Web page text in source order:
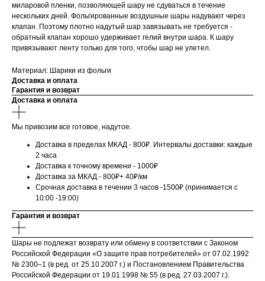
миларовой пленки, позволяющей шару не сдуваться в течение
нескольких дней. Фольгированные воздушные шары надувают через
клапан. Поэтому плотно надутый шар завязывать не требуется -
обратный клапан хорошо удерживает гелий внутри шара. К шару
привязывают ленту только для того, чтобы шар не улетел.
Материал: Шарики из фольги
Доставка и оплата
Гарантия и возврат
Доставка и оплата
Мы привозим все готовое, надутое.
Доставка в пределах МКАД - 800₽. Интервалы доставки: каждые
2 часа
Доставка к точному времени - 1000₽
Доставка за МКАД - 800₽+ 40₽/км
Срочная доставка в течении 3 часов -1500₽ (принимается с
10:00 -19:00)
Гарантия и возврат
Шары не подлежат возврату или обмену в соответствии с Законом
Российской Федерации «О защите прав потребителей» от 07.02.1992
№ 2300–1 (в ред. от 25.10.2007 г.) и Постановлением Правительства
Российской Федерации от 19.01.1998 № 55 (в ред. 27.03.2007 г.).